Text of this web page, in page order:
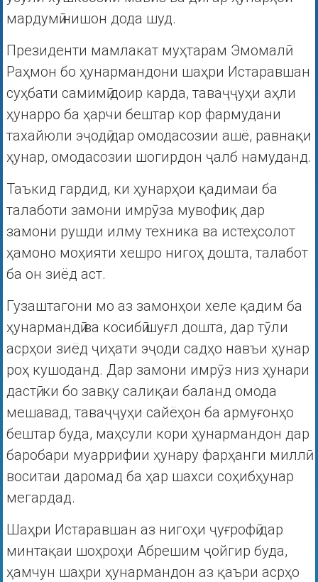
мардумӣ нишон дода шуд.
Президенти мамлакат муҳтарам Эмомалӣ
Раҳмон бо ҳунармандони шаҳри Истаравшан
суҳбати самимӣ доир карда, таваҷҷуҳи аҳли
ҳунарро ба ҳарчи бештар кор фармудани
тахайюли эҷодӣ дар омодасозии ашё, равнақи
ҳунар, омодасозии шогирдон ҷалб намуданд.
Таъкид гардид, ки ҳунарҳои қадимаи ба
талаботи замони имрӯза мувофиқ дар
замони рушди илму техника ва истеҳсолот
ҳамоно моҳияти хешро нигоҳ дошта, талабот
ба он зиёд аст.
Гузаштагони мо аз замонҳои хеле қадим ба
ҳунармандӣ ва косибӣ шуғл дошта, дар тӯли
асрҳои зиёд ҷиҳати эҷоди садҳо навъи ҳунар
роҳ кушоданд. Дар замони имрӯз низ ҳунари
дастӣ, ки бо завқу салиқаи баланд омода
мешавад, таваҷҷуҳи сайёҳон ба армуғонҳо
бештар буда, маҳсули кори ҳунармандон дар
баробари муаррифии ҳунару фарҳанги миллӣ
воситаи даромад ба ҳар шахси соҳибҳунар
мегардад.
Шаҳри Истаравшан аз нигоҳи ҷуғрофӣ дар
минтақаи шоҳроҳи Абрешим ҷойгир буда,
ҳамчун шаҳри ҳунармандон аз қаъри асрҳо